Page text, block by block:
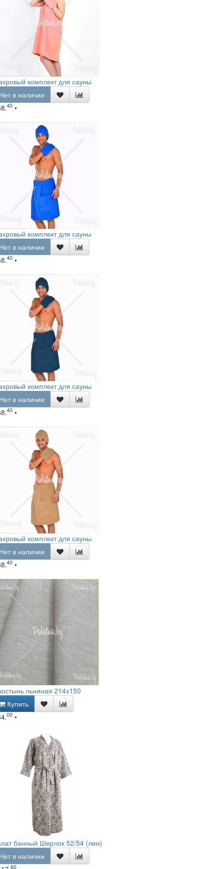
комплект для сауны
в наличии
40 •
комплект для сауны
в наличии
40 •
комплект для сауны
в наличии
40 •
комплект для сауны
в наличии
40 •
льняная 214х150
Купить
00 •
банный Шерлок 52/54 (лен)
в наличии
60